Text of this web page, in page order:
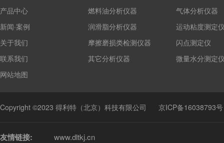
产品中心
新闻·案例
关于我们
联系我们
网站地图
燃料油分析仪器
润滑脂分析仪器
摩擦磨损类检测仪器
其它分析仪器
气体分析仪器
运动粘度测定
闪点测定仪
微量水分测定
Copyright ©2023 得利特（北京）科技有限公司 京ICP备16038793号
友情链接: www.dltkj.cn